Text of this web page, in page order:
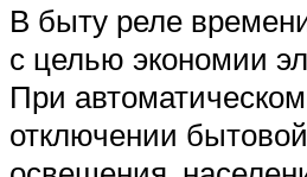
В быту реле
с целью экономии
При
отключении